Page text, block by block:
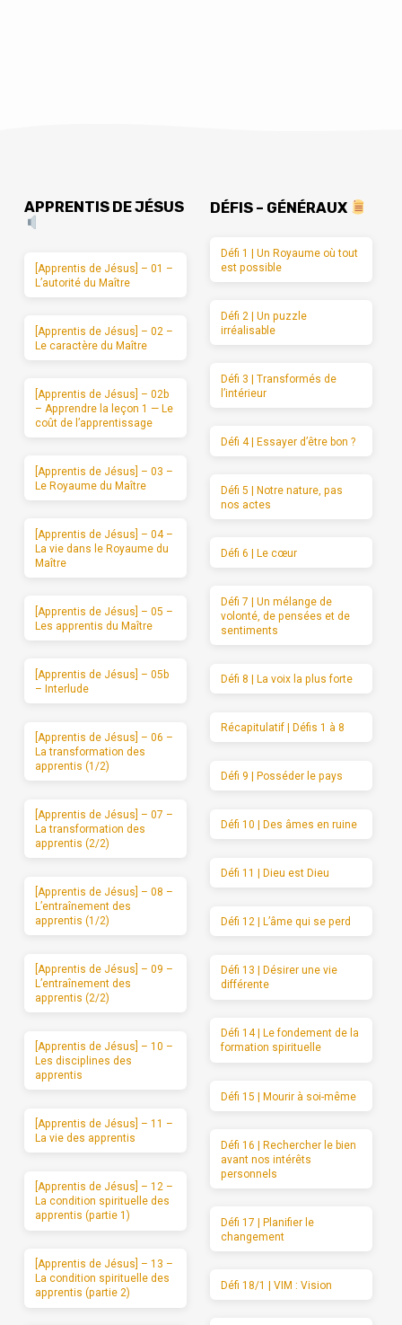
APPRENTIS DE JÉSUS
[Apprentis de Jésus] – 01 –
L’autorité du Maître
[Apprentis de Jésus] – 02 –
Le caractère du Maître
[Apprentis de Jésus] – 02b
– Apprendre la leçon 1 — Le
coût de l’apprentissage
[Apprentis de Jésus] – 03 –
Le Royaume du Maître
[Apprentis de Jésus] – 04 –
La vie dans le Royaume du
Maître
[Apprentis de Jésus] – 05 –
Les apprentis du Maître
[Apprentis de Jésus] – 05b
– Interlude
[Apprentis de Jésus] – 06 –
La transformation des
apprentis (1/2)
[Apprentis de Jésus] – 07 –
La transformation des
apprentis (2/2)
[Apprentis de Jésus] – 08 –
L’entraînement des
apprentis (1/2)
[Apprentis de Jésus] – 09 –
L’entraînement des
apprentis (2/2)
[Apprentis de Jésus] – 10 –
Les disciplines des
apprentis
[Apprentis de Jésus] – 11 –
La vie des apprentis
[Apprentis de Jésus] – 12 –
La condition spirituelle des
apprentis (partie 1)
[Apprentis de Jésus] – 13 –
La condition spirituelle des
apprentis (partie 2)
DÉFIS – GÉNÉRAUX
Défi 1 | Un Royaume où tout
est possible
Défi 2 | Un puzzle
irréalisable
Défi 3 | Transformés de
l’intérieur
Défi 4 | Essayer d’être bon ?
Défi 5 | Notre nature, pas
nos actes
Défi 6 | Le cœur
Défi 7 | Un mélange de
volonté, de pensées et de
sentiments
Défi 8 | La voix la plus forte
Récapitulatif | Défis 1 à 8
Défi 9 | Posséder le pays
Défi 10 | Des âmes en ruine
Défi 11 | Dieu est Dieu
Défi 12 | L’âme qui se perd
Défi 13 | Désirer une vie
différente
Défi 14 | Le fondement de la
formation spirituelle
Défi 15 | Mourir à soi-même
Défi 16 | Rechercher le bien
avant nos intérêts
personnels
Défi 17 | Planifier le
changement
Défi 18/1 | VIM : Vision